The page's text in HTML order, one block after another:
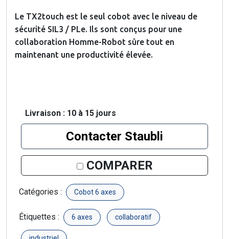
Le TX2touch est le seul cobot avec le niveau de
sécurité SIL3 / PLe. Ils sont conçus pour une
collaboration Homme-Robot sûre tout en
maintenant une productivité élevée.
Livraison : 10 à 15 jours
Contacter Staubli
COMPARER
Catégories : Cobot 6 axes
Étiquettes : 6 axes collaboratif